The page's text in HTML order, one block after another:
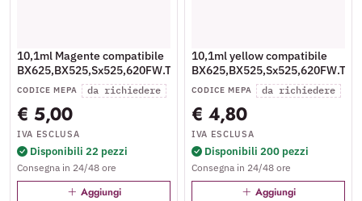
10,1ml Magente compatibile
BX625,BX525,Sx525,620FW.T13034010
CODICE MEPA da richiedere
€ 5,00
IVA ESCLUSA
Disponibili 22 pezzi
Consegna in 24/48 ore
Aggiungi
10,1ml yellow compatibile
CODICE MEPA da richiedere
€ 4,80
IVA ESCLUSA
Disponibili 200 pezzi
Consegna in 24/48 ore
Aggiungi